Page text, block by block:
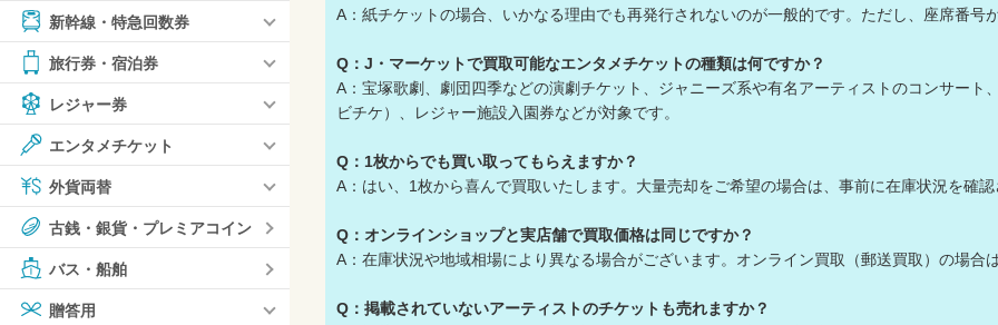
新幹線・特急回数券
旅行券・宿泊券
レジャー券
エンタメチケット
外貨両替
古銭・銀貨・プレミアコイン
バス・船舶
贈答用
A：紙チケットの場合、いかなる理由でも再発行されないのが一般的です。ただし、座席番
Q：J・マーケットで買取可能なエンタメチケットの種類は何ですか？
A：宝塚歌劇、劇団四季などの演劇チケット、ジャニーズ系や有名アーティストのコンサー
ビチケ）、レジャー施設入園券などが対象です。
Q：1枚からでも買い取ってもらえますか？
A：はい、1枚から喜んで買取いたします。大量売却をご希望の場合は、事前に在庫状況を確
Q：オンラインショップと実店舗で買取価格は同じですか？
A：在庫状況や地域相場により異なる場合がございます。オンライン買取（郵送買取）の場
Q：掲載されていないアーティストのチケットも売れますか？